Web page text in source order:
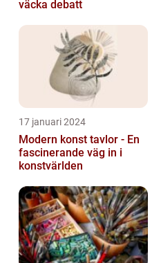
väcka debatt
17 januari 2024
Modern konst tavlor - En
fascinerande väg in i
konstvärlden